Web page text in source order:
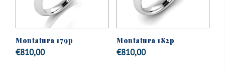
Montatura 179p
€810,00
Montatura 182p
€810,00